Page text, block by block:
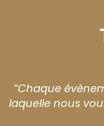
“Chaque
laquelle nous